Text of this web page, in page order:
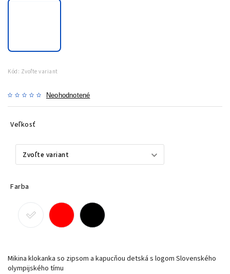
Kód: Zvoľte variant
Neohodnotené
Veľkosť
Farba
Mikina klokanka so zipsom a kapucňou detská s logom Slovenského
olympijského tímu